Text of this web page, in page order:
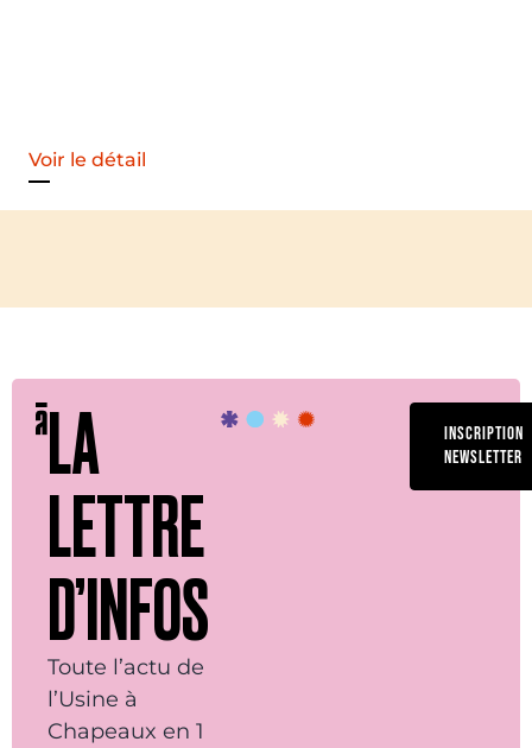
Voir le détail
LA
LETTRE
D’INFOS
Toute l’actu de
l’Usine à
Chapeaux en 1
INSCRIPTION
NEWSLETTER